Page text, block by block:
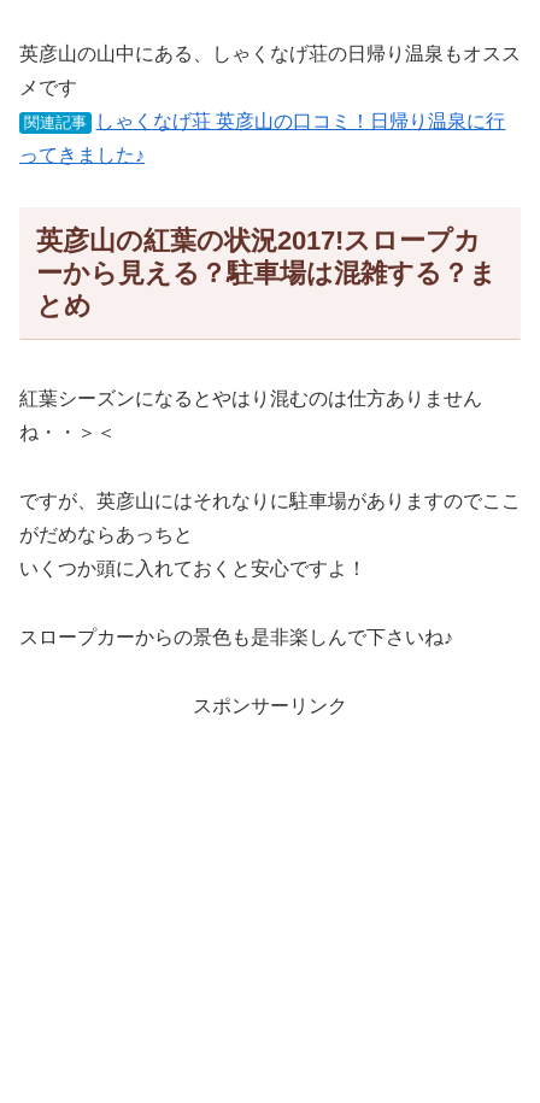
英彦山の山中にある、しゃくなげ荘の日帰り温泉もオスス
メです
関連記事
しゃくなげ荘 英彦山の口コミ！日帰り温泉に行
ってきました♪
英彦山の紅葉の状況2017!スロープカ
ーから見える？駐車場は混雑する？ま
とめ
紅葉シーズンになるとやはり混むのは仕方ありません
ね・・＞＜
ですが、英彦山にはそれなりに駐車場がありますのでここ
がだめならあっちと
いくつか頭に入れておくと安心ですよ！
スロープカーからの景色も是非楽しんで下さいね♪
スポンサーリンク